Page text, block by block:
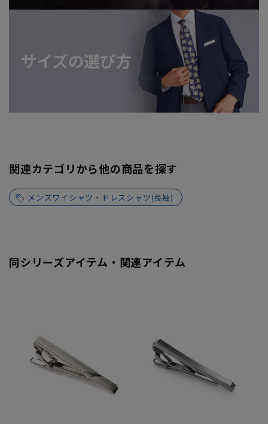
関連カテゴリから他の商品を探す
メンズワイシャツ・ドレスシャツ(長袖)
同シリーズアイテム・関連アイテム